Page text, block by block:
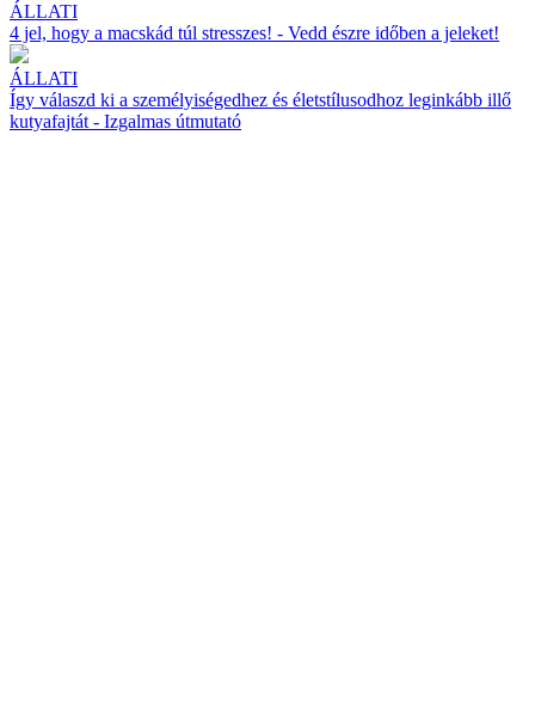
ÁLLATI
4 jel, hogy a macskád túl stresszes! - Vedd észre időben a jeleket!
ÁLLATI
Így válaszd ki a személyiségedhez és életstílusodhoz leginkább illő
kutyafajtát - Izgalmas útmutató